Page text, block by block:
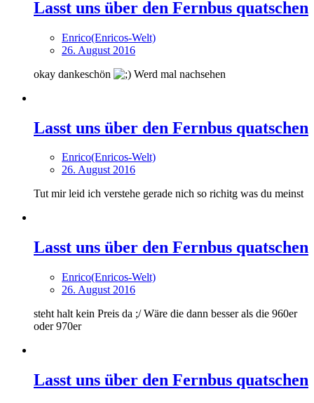
Lasst uns über den Fernbus quatschen
Enrico(Enricos-Welt)
26. August 2016
okay dankeschön
Werd mal nachsehen
Lasst uns über den Fernbus quatschen
Enrico(Enricos-Welt)
26. August 2016
Tut mir leid ich verstehe gerade nich so richitg was du meinst
Lasst uns über den Fernbus quatschen
Enrico(Enricos-Welt)
26. August 2016
steht halt kein Preis da ;/ Wäre die dann besser als die 960er
oder 970er
Lasst uns über den Fernbus quatschen